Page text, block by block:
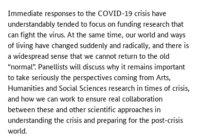
Immediate responses to the COVID-19 crisis have
understandably tended to focus on funding research that
can fight the virus. At the same time, our world and ways
of living have changed suddenly and radically, and there is
a widespread sense that we cannot return to the old
“normal”. Panellists will discuss why it remains important
to take seriously the perspectives coming from Arts,
Humanities and Social Sciences research in times of crisis,
and how we can work to ensure real collaboration
between these and other scientific approaches in
understanding the crisis and preparing for the post-crisis
world.